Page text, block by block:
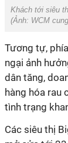
Khách tới siêu
(Ảnh: WCM
Tương tự,
ngại ảnh
dân tăng,
hàng hóa rau
tình trạng
Các siêu thị